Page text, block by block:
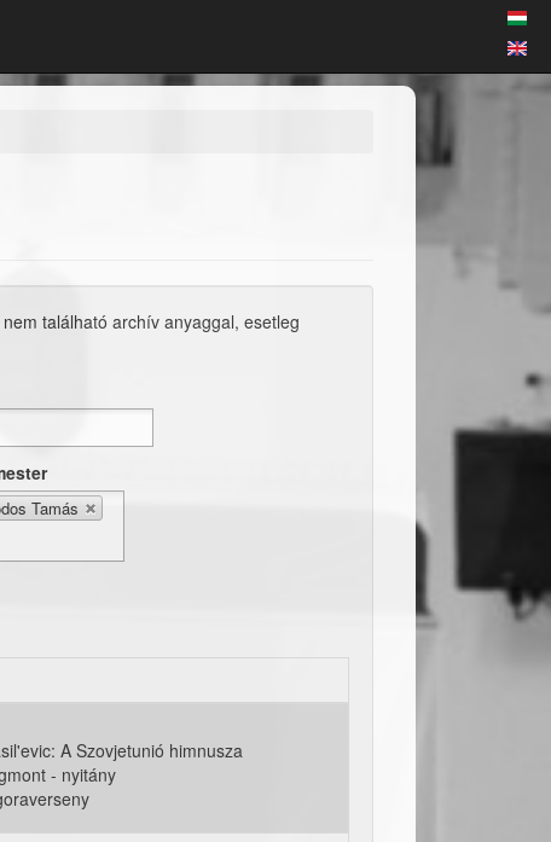
található archív anyaggal, esetleg
Tamás
A Szovjetunió himnusza
- nyitány